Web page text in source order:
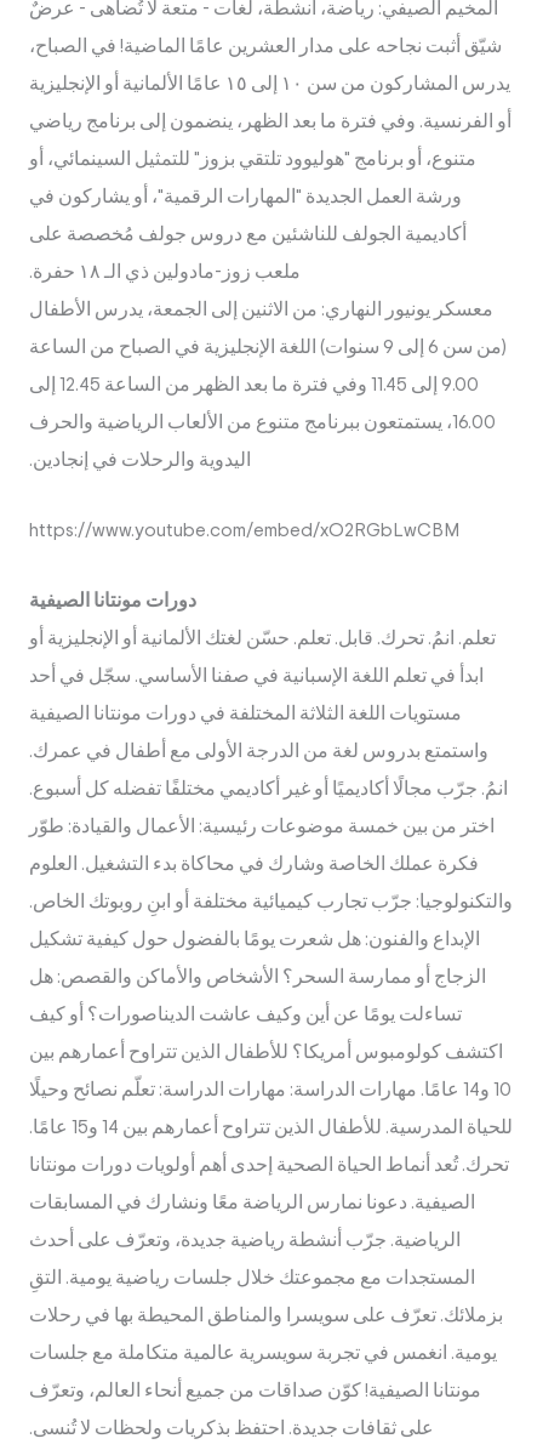
المخيم الصيفي: رياضة، أنشطة، لغات - متعة لا تُضاهى - عرضٌ
شيّق أثبت نجاحه على مدار العشرين عامًا الماضية! في الصباح،
يدرس المشاركون من سن ١٠ إلى ١٥ عامًا الألمانية أو الإنجليزية
أو الفرنسية. وفي فترة ما بعد الظهر، ينضمون إلى برنامج رياضي
متنوع، أو برنامج "هوليوود تلتقي بزوز" للتمثيل السينمائي، أو
ورشة العمل الجديدة "المهارات الرقمية"، أو يشاركون في
أكاديمية الجولف للناشئين مع دروس جولف مُخصصة على
ملعب زوز-مادولين ذي الـ ١٨ حفرة.
معسكر يونيور النهاري: من الاثنين إلى الجمعة، يدرس الأطفال
(من سن 6 إلى 9 سنوات) اللغة الإنجليزية في الصباح من الساعة
9.00 إلى 11.45 وفي فترة ما بعد الظهر من الساعة 12.45 إلى
16.00، يستمتعون ببرنامج متنوع من الألعاب الرياضية والحرف
اليدوية والرحلات في إنجادين.
https://www.youtube.com/embed/xO2RGbLwCBM
دورات مونتانا الصيفية
تعلم. انمُ. تحرك. قابل. تعلم. حسّن لغتك الألمانية أو الإنجليزية أو
ابدأ في تعلم اللغة الإسبانية في صفنا الأساسي. سجّل في أحد
مستويات اللغة الثلاثة المختلفة في دورات مونتانا الصيفية
واستمتع بدروس لغة من الدرجة الأولى مع أطفال في عمرك.
انمُ. جرّب مجالًا أكاديميًا أو غير أكاديمي مختلفًا تفضله كل أسبوع.
اختر من بين خمسة موضوعات رئيسية: الأعمال والقيادة: طوّر
فكرة عملك الخاصة وشارك في محاكاة بدء التشغيل. العلوم
والتكنولوجيا: جرّب تجارب كيميائية مختلفة أو ابنِ روبوتك الخاص.
الإبداع والفنون: هل شعرت يومًا بالفضول حول كيفية تشكيل
الزجاج أو ممارسة السحر؟ الأشخاص والأماكن والقصص: هل
تساءلت يومًا عن أين وكيف عاشت الديناصورات؟ أو كيف
اكتشف كولومبوس أمريكا؟ للأطفال الذين تتراوح أعمارهم بين
10 و14 عامًا. مهارات الدراسة: مهارات الدراسة: تعلّم نصائح وحيلًا
للحياة المدرسية. للأطفال الذين تتراوح أعمارهم بين 14 و15 عامًا.
تحرك. تُعد أنماط الحياة الصحية إحدى أهم أولويات دورات مونتانا
الصيفية. دعونا نمارس الرياضة معًا ونشارك في المسابقات
الرياضية. جرّب أنشطة رياضية جديدة، وتعرّف على أحدث
المستجدات مع مجموعتك خلال جلسات رياضية يومية. التقِ
بزملائك. تعرّف على سويسرا والمناطق المحيطة بها في رحلات
يومية. انغمس في تجربة سويسرية عالمية متكاملة مع جلسات
مونتانا الصيفية! كوّن صداقات من جميع أنحاء العالم، وتعرّف
على ثقافات جديدة. احتفظ بذكريات ولحظات لا تُنسى.